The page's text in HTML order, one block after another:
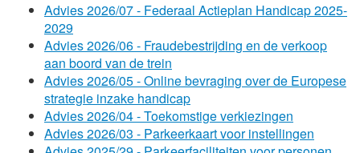
Advies 2026/07 - Federaal Actieplan Handicap 2025-
2029
Advies 2026/06 - Fraudebestrijding en de verkoop
aan boord van de trein
Advies 2026/05 - Online bevraging over de Europese
strategie inzake handicap
Advies 2026/04 - Toekomstige verkiezingen
Advies 2026/03 - Parkeerkaart voor instellingen